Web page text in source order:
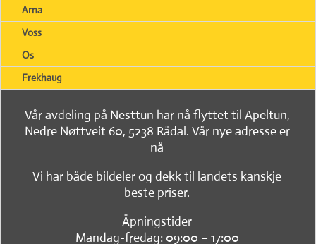
Arna
Voss
Os
Frekhaug
Vår avdeling på Nesttun har nå flyttet til Apeltun,
Nedre Nøttveit 60, 5238 Rådal. Vår nye adresse er
nå
Vi har både bildeler og dekk til landets kanskje
beste priser.
Åpningstider
Mandag-fredag: 09:00 – 17:00